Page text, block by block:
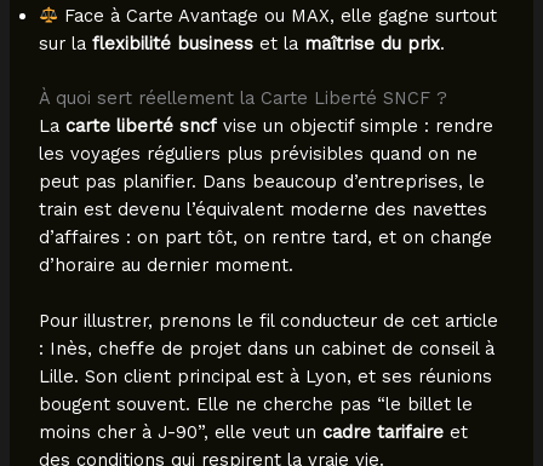
Face à Carte Avantage ou MAX, elle gagne surtout
sur la flexibilité businesset la maîtrise du prix.
À quoi sert réellement la Carte Liberté SNCF ?
La carte liberté sncfvise un objectif simple : rendre
les voyages réguliers plus prévisibles quand on ne
peut pas planifier. Dans beaucoup d’entreprises, le
train est devenu l’équivalent moderne des navettes
d’affaires : on part tôt, on rentre tard, et on change
d’horaire au dernier moment.
Pour illustrer, prenons le fil conducteur de cet article
: Inès, cheffe de projet dans un cabinet de conseil à
Lille. Son client principal est à Lyon, et ses réunions
bougent souvent. Elle ne cherche pas “le billet le
moins cher à J-90”, elle veut un cadre tarifaireet
des conditions qui respirent la vraie vie.